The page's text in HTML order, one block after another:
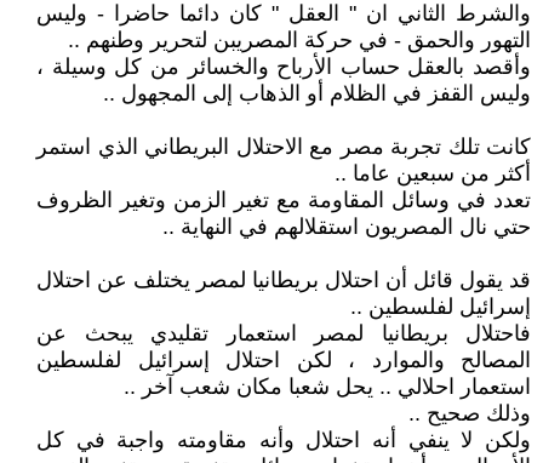
والشرط الثاني ان " العقل " كان دائما حاضرا - وليس
التهور والحمق - في حركة المصريبن لتحرير وطنهم ..
وأقصد بالعقل حساب الأرباح والخسائر من كل وسيلة ،
وليس القفز في الظلام أو الذهاب إلى المجهول ..
كانت تلك تجربة مصر مع الاحتلال البريطاني الذي استمر
أكثر من سبعين عاما ..
تعدد في وسائل المقاومة مع تغير الزمن وتغير الظروف
حتي نال المصريون استقلالهم في النهاية ..
قد يقول قائل أن احتلال بريطانيا لمصر يختلف عن احتلال
إسرائيل لفلسطين ..
فاحتلال بريطانيا لمصر استعمار تقليدي يبحث عن
المصالح والموارد ، لكن احتلال إسرائيل لفلسطين
استعمار احلالي .. يحل شعبا مكان شعب آخر ..
وذلك صحيح ..
ولكن لا ينفي أنه احتلال وأنه مقاومته واجبة في كل